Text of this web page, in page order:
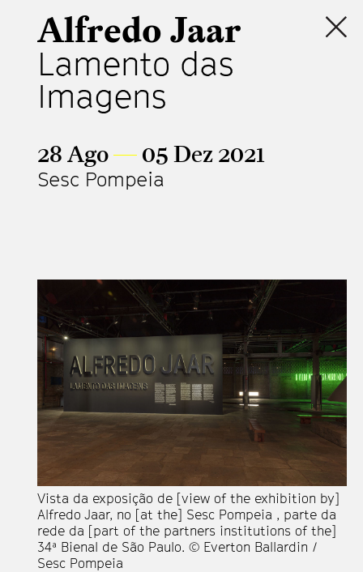
Alfredo Jaar
Lamento das
Imagens
28 Ago—05 Dez 2021
Sesc Pompeia
Vista da exposição de [view of the exhibition by]
Alfredo Jaar, no [at the] Sesc Pompeia , parte da
rede da [part of the partners institutions of the]
34ª Bienal de São Paulo. © Everton Ballardin /
Sesc Pompeia